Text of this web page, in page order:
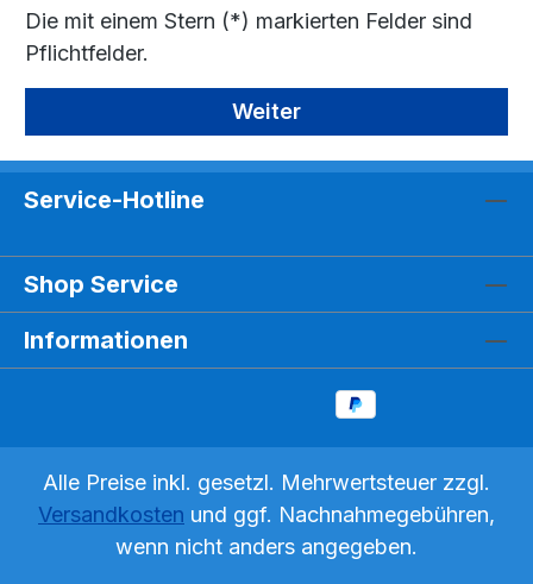
Die mit einem Stern (*) markierten Felder sind
Pflichtfelder.
Weiter
Service-Hotline
Shop Service
Informationen
Alle Preise inkl. gesetzl. Mehrwertsteuer zzgl.
Versandkosten und ggf. Nachnahmegebühren,
wenn nicht anders angegeben.